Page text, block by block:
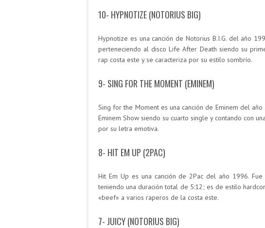
10- HYPNOTIZE (NOTORIUS BIG)
Hypnotize es una canción de Notorius B.I.G. del año
perteneciendo al disco Life After Death siendo su
rap costa este y se caracteriza por su estilo sombrío.
9- SING FOR THE MOMENT (EMINEM)
Sing for the Moment es una canción de Eminem del
Eminem Show siendo su cuarto single y contando con
por su letra emotiva.
8- HIT EM UP (2PAC)
Hit Em Up es una canción de 2Pac del año 1996.
teniendo una duración total de 5:12; es de estilo
«beef» a varios raperos de la costa este.
7- JUICY (NOTORIUS BIG)